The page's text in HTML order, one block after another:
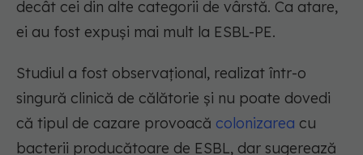
decât cei din alte categorii de vârstă. Ca atare,
ei au fost expuși mai mult la ESBL-PE.
Studiul a fost observațional, realizat într-o
singură clinică de călătorie și nu poate dovedi
că tipul de cazare provoacă colonizarea cu
bacterii producătoare de ESBL, dar sugerează